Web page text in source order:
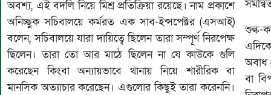
অবশ্য, এই বদলি নিয়ে মিশ্র প্রতিক্রিয়া রয়েছে। নাম প্রকাশে
অনিচ্ছুক সচিবালয়ে কর্মরত এক সাব-ইন্সপেক্টর (এসআই)
বলেন, সচিবালয়ে যারা দায়িত্বে ছিলেন তারা সম্পূর্ণ নিরপেক্ষ
ছিলেন। তারা তো আর মাঠে ছিলেন না যে কাউকে গুলি
করেছেন কিংবা অন্যায়ভাবে থানায় নিয়ে শারীরিক বা
মানসিক অত্যাচার করেছেন। এগুলোর কিছুই তারা করেননি।
শুল্ক-
অবাধ
বা